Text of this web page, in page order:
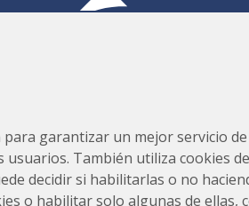
garantizar un mejor servicio
También utiliza cookies
decidir si habilitarlas o no
o habilitar solo algunas de ellas,